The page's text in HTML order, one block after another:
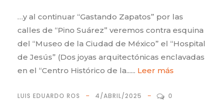
…y al continuar “Gastando Zapatos” por las
calles de “Pino Suárez” veremos contra esquina
del “Museo de la Ciudad de México” el “Hospital
de Jesús” (Dos joyas arquitectónicas enclavadas
en el “Centro Histórico de la...... Leer más
LUIS EDUARDO ROS 4/ABRIL/2025 0